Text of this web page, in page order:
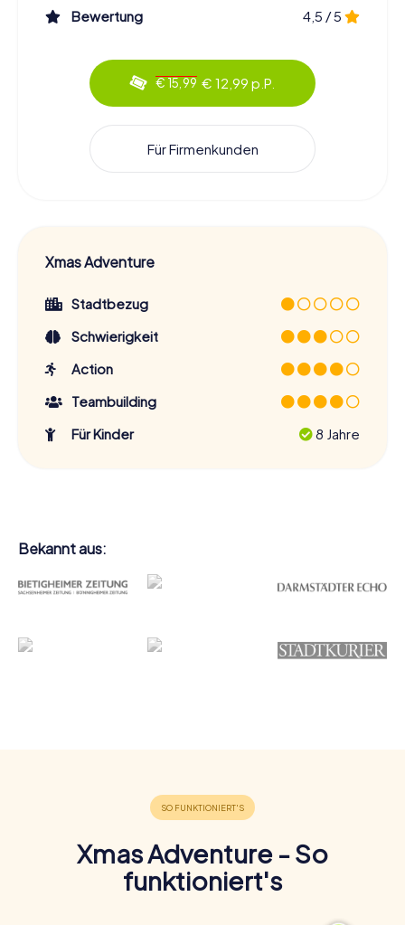
Bewertung 4,5 / 5
€ 15,99 € 12,99 p.P.
Für Firmenkunden
Xmas Adventure
Stadtbezug
Schwierigkeit
Action
Teambuilding
Für Kinder
8 Jahre
Bekannt aus:
Xmas Adventure - So
funktioniert's